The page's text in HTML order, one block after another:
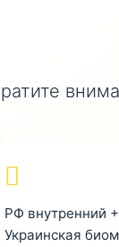
РФ внутренний +
Украинская